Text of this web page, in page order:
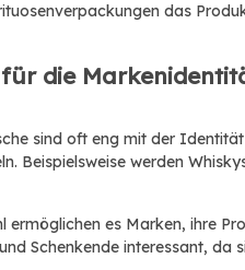
das
für die
sind oft eng mit der
Beispielsweise werden
es Marken, ihre
Schenkende interessant,